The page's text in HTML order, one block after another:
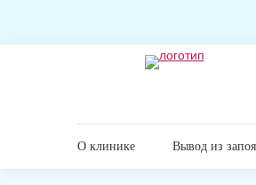
О клинике Вывод из запоя